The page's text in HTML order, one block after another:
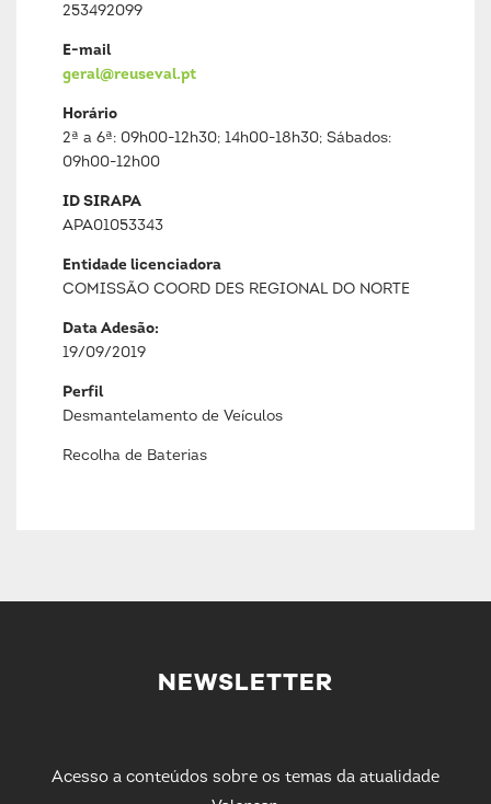
253492099
E-mail
geral@reuseval.pt
Horário
2ª a 6ª: 09h00-12h30; 14h00-18h30; Sábados:
09h00-12h00
ID SIRAPA
APA01053343
Entidade licenciadora
COMISSÃO COORD DES REGIONAL DO NORTE
Data Adesão:
19/09/2019
Perfil
Desmantelamento de Veículos
Recolha de Baterias
NEWSLETTER
Acesso a conteúdos sobre os temas da atualidade